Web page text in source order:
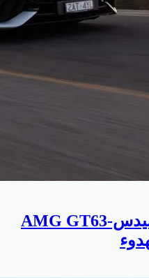
تم اختبارها: سيارة مرسيدس-AMG GT63